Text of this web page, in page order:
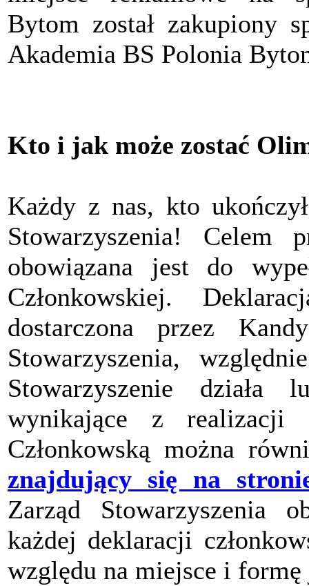
Bytom został zakupiony
Akademia BS Polonia
Kto i jak może zostać
Każdy z nas, kto
Stowarzyszenia! Celem
obowiązana jest do
Członkowskiej.
dostarczona przez
Stowarzyszenia,
Stowarzyszenie działa
wynikające z realizacji
Członkowską można
znajdujący się na
Zarząd Stowarzyszenia
każdej deklaracji
względu na miejsce i